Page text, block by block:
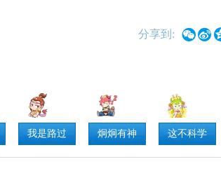
分享到: 
我是路过 炯炯有神 这不科学